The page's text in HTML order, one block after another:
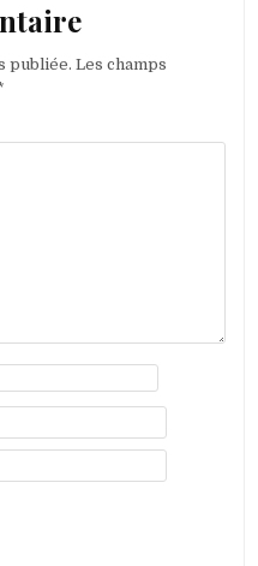
publiée. Les champs